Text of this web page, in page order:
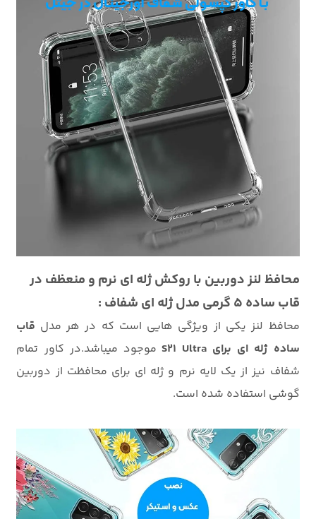
محافظ لنز دوربین با روکش ژله ای نرم و منعظف در
قاب ساده 5 گرمی مدل ژله ای شفاف :
محافظ لنز یکی از ویژگی هایی است که در هر مدل قاب
ساده ژله ای برای S21 Ultra
موجود میباشد.در کاور تمام
شفاف نیز از یک لایه نرم و ژله ای برای محافظت از دوربین
گوشی استفاده شده است.